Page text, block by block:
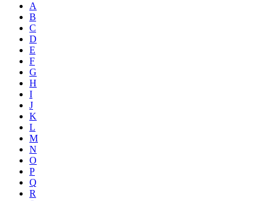
A
B
C
D
E
F
G
H
I
J
K
L
M
N
O
P
Q
R